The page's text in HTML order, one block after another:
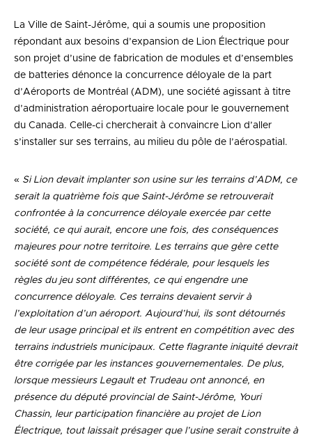
La Ville de Saint-Jérôme, qui a soumis une proposition
répondant aux besoins d’expansion de Lion Électrique pour
son projet d’usine de fabrication de modules et d’ensembles
de batteries dénonce la concurrence déloyale de la part
d’Aéroports de Montréal (ADM), une société agissant à titre
d’administration aéroportuaire locale pour le gouvernement
du Canada. Celle-ci chercherait à convaincre Lion d’aller
s’installer sur ses terrains, au milieu du pôle de l’aérospatial.
« Si Lion devait implanter son usine sur les terrains d’ADM, ce
serait la quatrième fois que Saint-Jérôme se retrouverait
confrontée à la concurrence déloyale exercée par cette
société, ce qui aurait, encore une fois, des conséquences
majeures pour notre territoire. Les terrains que gère cette
société sont de compétence fédérale, pour lesquels les
règles du jeu sont différentes, ce qui engendre une
concurrence déloyale. Ces terrains devaient servir à
l’exploitation d’un aéroport. Aujourd’hui, ils sont détournés
de leur usage principal et ils entrent en compétition avec des
terrains industriels municipaux. Cette flagrante iniquité devrait
être corrigée par les instances gouvernementales. De plus,
lorsque messieurs Legault et Trudeau ont annoncé, en
présence du député provincial de Saint-Jérôme, Youri
Chassin, leur participation financière au projet de Lion
Électrique, tout laissait présager que l’usine serait construite à